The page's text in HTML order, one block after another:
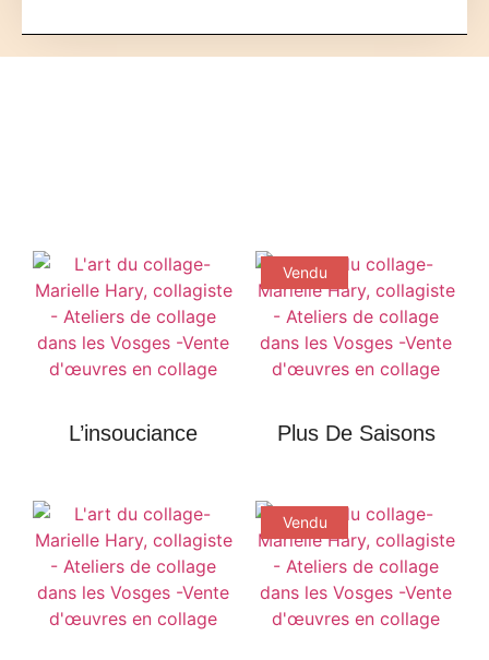
L’insouciance
Vendu
Plus De Saisons
Vendu